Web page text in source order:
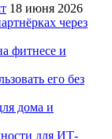
18 июня 2026
через
фитнесе и
его без
дома и
для ИТ-